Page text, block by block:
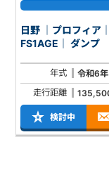
日野 ｜プロフィア
FS1AGE｜ ダンプ
年式
令和6
走行距離
検討中